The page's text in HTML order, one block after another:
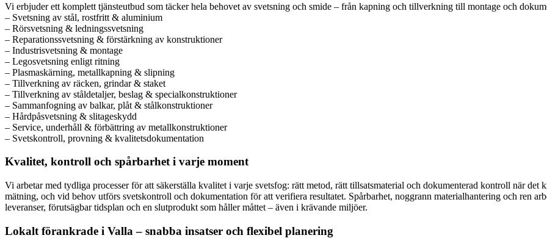
Vi erbjuder ett komplett tjänsteutbud som täcker hela behovet av svetsning och smide – från kapning och tillverkning till montage och
– Svetsning av stål, rostfritt & aluminium
– Rörsvetsning & ledningssvetsning
– Reparationssvetsning & förstärkning av konstruktioner
– Industrisvetsning & montage
– Legosvetsning enligt ritning
– Plasmaskärning, metallkapning & slipning
– Tillverkning av räcken, grindar & staket
– Tillverkning av ståldetaljer, beslag & specialkonstruktioner
– Sammanfogning av balkar, plåt & stålkonstruktioner
– Hårdpåsvetsning & slitageskydd
– Service, underhåll & förbättring av metallkonstruktioner
– Svetskontroll, provning & kvalitetsdokumentation
Kvalitet, kontroll och spårbarhet i varje moment
Vi arbetar med tydliga processer för att säkerställa kvalitet i varje svetsfog: rätt metod, rätt tillsatsmaterial och dokumenterad kontroll när
mätning, och vid behov utförs svetskontroll och dokumentation för att verifiera resultatet. Spårbarhet, noggrann materialhantering och ren
leveranser, förutsägbar tidsplan och en slutprodukt som håller måttet – även i krävande miljöer.
Lokalt förankrade i Valla – snabba insatser och flexibel planering